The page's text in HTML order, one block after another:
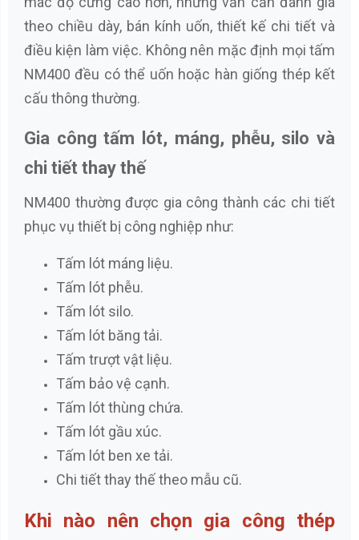
theo chiều dày, bán kính uốn, thiết kế chi tiết và
điều kiện làm việc. Không nên mặc định mọi tấm
NM400 đều có thể uốn hoặc hàn giống thép kết
cấu thông thường.
Gia công tấm lót, máng, phễu, silo và
chi tiết thay thế
NM400 thường được gia công thành các chi tiết
phục vụ thiết bị công nghiệp như:
Tấm lót máng liệu.
Tấm lót phễu.
Tấm lót silo.
Tấm lót băng tải.
Tấm trượt vật liệu.
Tấm bảo vệ cạnh.
Tấm lót thùng chứa.
Tấm lót gầu xúc.
Tấm lót ben xe tải.
Chi tiết thay thế theo mẫu cũ.
Khi nào nên chọn gia công thép